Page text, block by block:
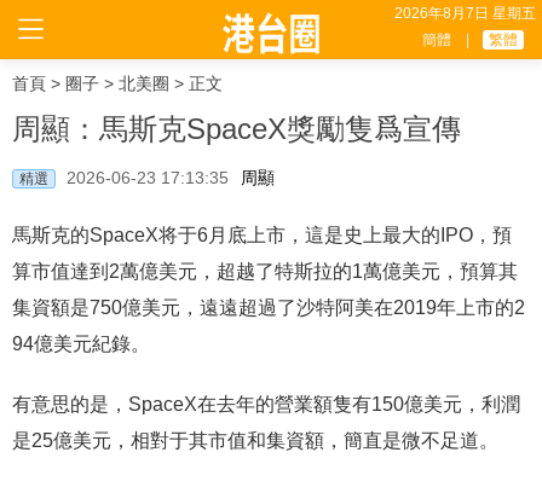
2026年8月7日 星期五
簡體
繁體
首頁 > 圈子 > 北美圈 > 正文
周顯：馬斯克SpaceX獎勵隻爲宣傳
精選 2026-06-23 17:13:35 周顯
馬斯克的SpaceX将于6月底上市，這是史上最大的IPO，預
算市值達到2萬億美元，超越了特斯拉的1萬億美元，預算其
集資額是750億美元，遠遠超過了沙特阿美在2019年上市的2
94億美元紀錄。
有意思的是，SpaceX在去年的營業額隻有150億美元，利潤
是25億美元，相對于其市值和集資額，簡直是微不足道。